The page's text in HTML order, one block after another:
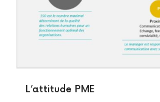
L’attitude PME